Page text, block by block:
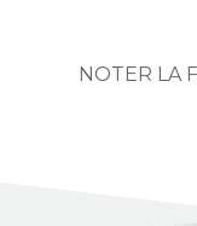
NOTER LA